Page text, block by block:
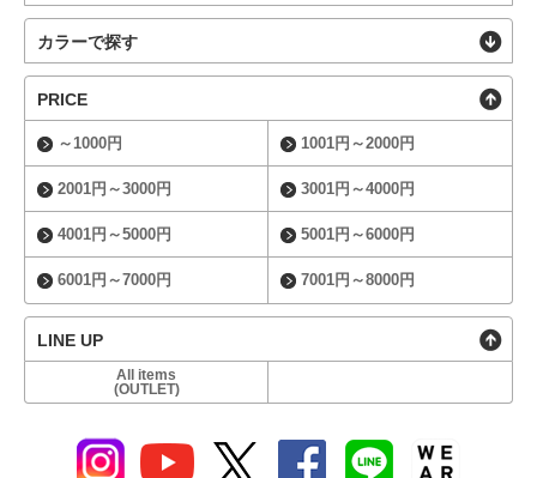
カラーで探す
PRICE
～1000円 1001円～2000円
2001円～3000円 3001円～4000円
4001円～5000円 5001円～6000円
6001円～7000円 7001円～8000円
LINE UP
All items
(OUTLET)